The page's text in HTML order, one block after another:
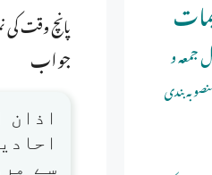
پانچ وقت کی
جواب
اذان
سے
جمعہ و
بندی